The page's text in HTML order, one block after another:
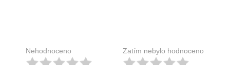
Nehodnoceno Zatím nebylo hodnoceno